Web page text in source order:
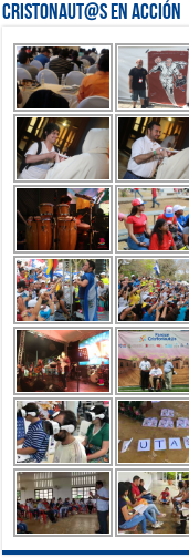
Cristonaut@s en Acción